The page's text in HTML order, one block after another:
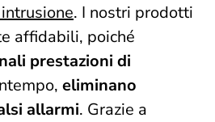
. I nostri prodotti
affidabili, poiché
prestazioni di
eliminano
allarmi. Grazie a